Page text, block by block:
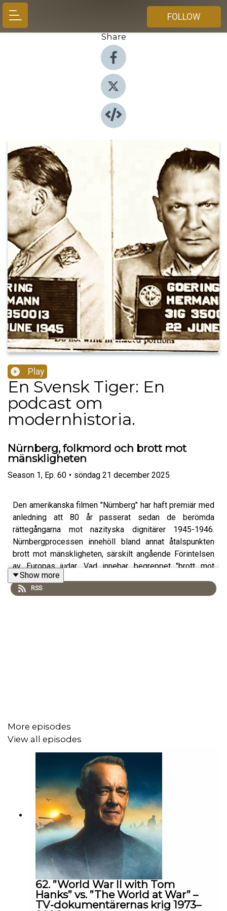
FOLLOW
Share
Play
En Svensk Tiger: En
podcast om
modernhistoria.
Nürnberg, folkmord och brott mot
mänskligheten
Season 1, Ep. 60 • söndag 21 december 2025
Den amerikanska filmen "Nürnberg" har haft premiär med
anledning att 80 år passerat sedan de berömda
rättegångarna mot nazityska dignitärer 1945-1946.
Nürnbergprocessen innehöll bland annat åtalspunkten
brott mot mänskligheten, särskilt angående Förintelsen
av Europas judar. Vad innebar begreppet "brott mot
mänskligheten" i Nürnberg? Hur har det utvecklats -- och
hur skiljer det sig från folkmord, ett brott som infördes
Show more
RSS
More episodes
View all episodes
62. ”World War II with Tom
Hanks” vs. ”The World at War” –
TV-dokumentärernas krig 1973–